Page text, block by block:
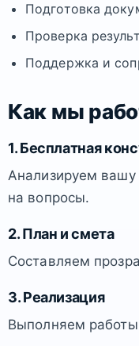
Подготовка
Проверка
Поддержка и
Как мы
1. Бесплатная
Анализируем вашу
на вопросы.
2. План и смета
Составляем
3. Реализация
Выполняем